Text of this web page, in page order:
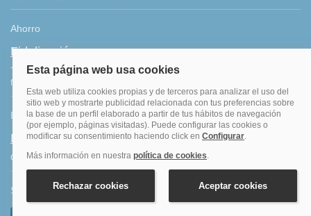
Ahorro
Fidelización
Tenemos el programa que te da más saldo por todas tus reservas
finalizadas. Consigue más por lo que ya haces: ¡viajar!
Blog de viajes
Blog hoteles y viajes
Consejos de viajes, ofertas de hoteles y últimas noticias del sector.
Síguenos